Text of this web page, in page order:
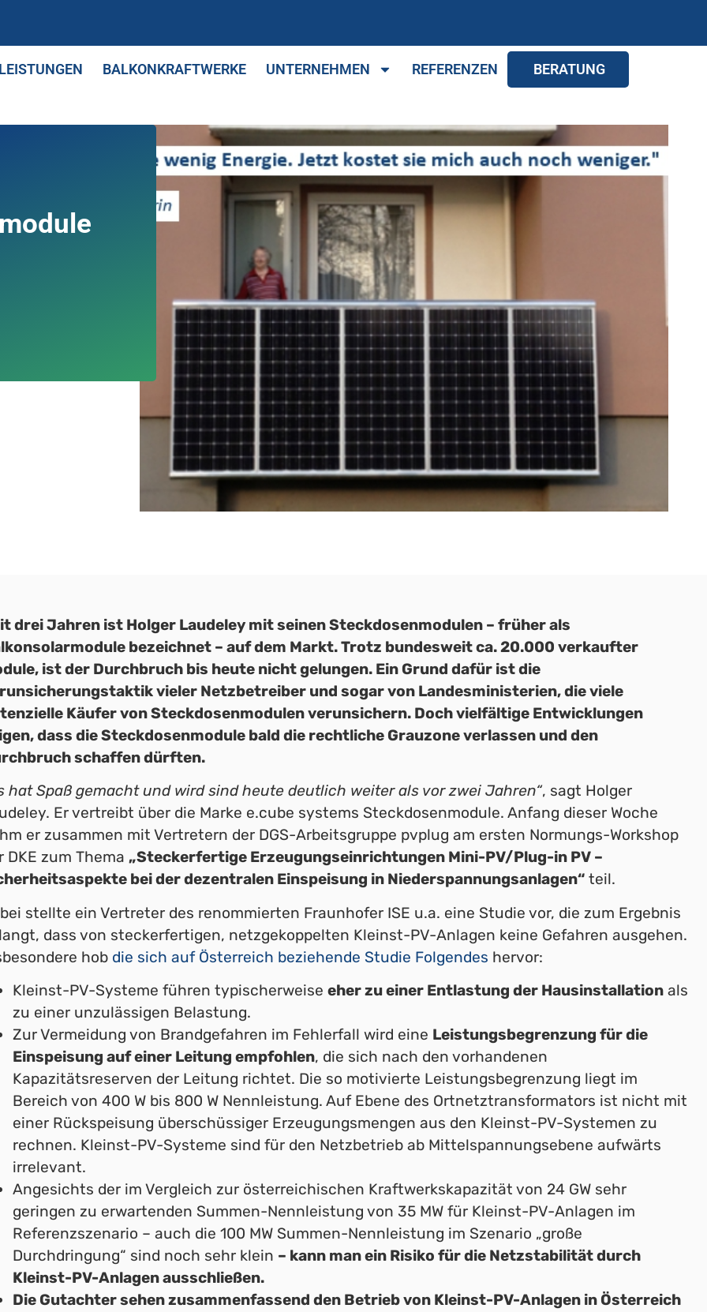
BALKONKRAFTWERKE UNTERNEHMEN REFERENZEN BERATUNG
drei Jahren ist Holger Laudeley mit seinen Steckdosenmodulen – früher als
bezeichnet – auf dem Markt. Trotz bundesweit ca. 20.000 verkaufter
ist der Durchbruch bis heute nicht gelungen. Ein Grund dafür ist die
vieler Netzbetreiber und sogar von Landesministerien, die viele
Käufer von Steckdosenmodulen verunsichern. Doch vielfältige Entwicklungen
dass die Steckdosenmodule bald die rechtliche Grauzone verlassen und den
schaffen dürften.
hat Spaß gemacht und wird sind heute deutlich weiter als vor zwei Jahren“, sagt Holger
Er vertreibt über die Marke e.cube systems Steckdosenmodule. Anfang dieser Woche
er zusammen mit Vertretern der DGS-Arbeitsgruppe pvplug am ersten Normungs-Workshop
DKE zum Thema„Steckerfertige Erzeugungseinrichtungen Mini-PV/Plug-in PV –
bei der dezentralen Einspeisung in Niederspannungsanlagen“ teil.
stellte ein Vertreter des renommierten Fraunhofer ISE u.a. eine Studie vor, die zum Ergebnis
dass von steckerfertigen, netzgekoppelten Kleinst-PV-Anlagen keine Gefahren ausgehen.
hob die sich auf Österreich beziehende Studie Folgendes hervor:
Kleinst-PV-Systeme führen typischerweiseeher zu einer Entlastung der Hausinstallation als
zu einer unzulässigen Belastung.
Zur Vermeidung von Brandgefahren im Fehlerfall wird eine Leistungsbegrenzung für die
Einspeisung auf einer Leitung empfohlen, die sich nach den vorhandenen
Kapazitätsreserven der Leitung richtet. Die so motivierte Leistungsbegrenzung liegt im
Bereich von 400 W bis 800 W Nennleistung. Auf Ebene des Ortnetztransformators ist nicht mit
einer Rückspeisung überschüssiger Erzeugungsmengen aus den Kleinst-PV-Systemen zu
rechnen. Kleinst-PV-Systeme sind für den Netzbetrieb ab Mittelspannungsebene aufwärts
irrelevant.
Angesichts der im Vergleich zur österreichischen Kraftwerkskapazität von 24 GW sehr
geringen zu erwartenden Summen-Nennleistung von 35 MW für Kleinst-PV-Anlagen im
Referenzszenario – auch die 100 MW Summen-Nennleistung im Szenario „große
Durchdringung“ sind noch sehr klein – kann man ein Risiko für die Netzstabilität durch
Kleinst-PV-Anlagen ausschließen.
Die Gutachter sehen zusammenfassend den Betrieb von Kleinst-PV-Anlagen in Österreich